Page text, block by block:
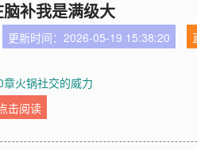
补我是满级大
更新时间：2026-05-19 15:38:20
章火锅社交的威力
击阅读